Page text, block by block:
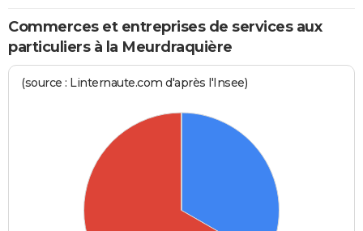
Commerces et entreprises de services aux
particuliers à la Meurdraquière
(source : Linternaute.com d'après l'Insee)